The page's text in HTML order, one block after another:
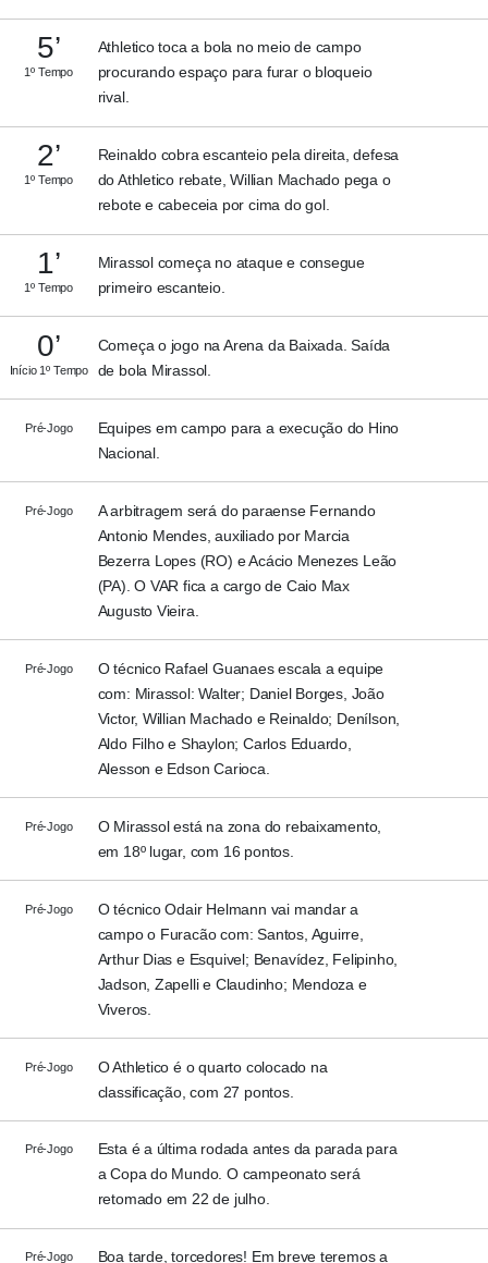
5’
1º Tempo
Athletico toca a bola no meio de campo
procurando espaço para furar o bloqueio
rival.
2’
1º Tempo
Reinaldo cobra escanteio pela direita, defesa
do Athletico rebate, Willian Machado pega o
rebote e cabeceia por cima do gol.
1’
1º Tempo
Mirassol começa no ataque e consegue
primeiro escanteio.
0’
Início 1º Tempo
Começa o jogo na Arena da Baixada. Saída
de bola Mirassol.
Pré-Jogo
Equipes em campo para a execução do Hino
Nacional.
Pré-Jogo
A arbitragem será do paraense Fernando
Antonio Mendes, auxiliado por Marcia
Bezerra Lopes (RO) e Acácio Menezes Leão
(PA). O VAR fica a cargo de Caio Max
Augusto Vieira.
Pré-Jogo
O técnico Rafael Guanaes escala a equipe
com: Mirassol: Walter; Daniel Borges, João
Victor, Willian Machado e Reinaldo; Denílson,
Aldo Filho e Shaylon; Carlos Eduardo,
Alesson e Edson Carioca.
Pré-Jogo
O Mirassol está na zona do rebaixamento,
em 18º lugar, com 16 pontos.
Pré-Jogo
O técnico Odair Helmann vai mandar a
campo o Furacão com: Santos, Aguirre,
Arthur Dias e Esquivel; Benavídez, Felipinho,
Jadson, Zapelli e Claudinho; Mendoza e
Viveros.
Pré-Jogo
O Athletico é o quarto colocado na
classificação, com 27 pontos.
Pré-Jogo
Esta é a última rodada antes da parada para
a Copa do Mundo. O campeonato será
retomado em 22 de julho.
Pré-Jogo Boa tarde, torcedores! Em breve teremos a